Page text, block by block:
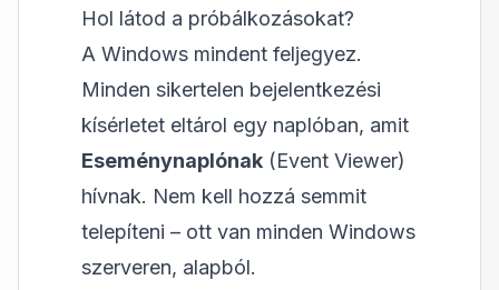
Hol látod a próbálkozásokat?
A Windows mindent feljegyez.
Minden sikertelen bejelentkezési
kísérletet eltárol egy naplóban, amit
Eseménynaplónak (Event Viewer)
hívnak. Nem kell hozzá semmit
telepíteni – ott van minden Windows
szerveren, alapból.